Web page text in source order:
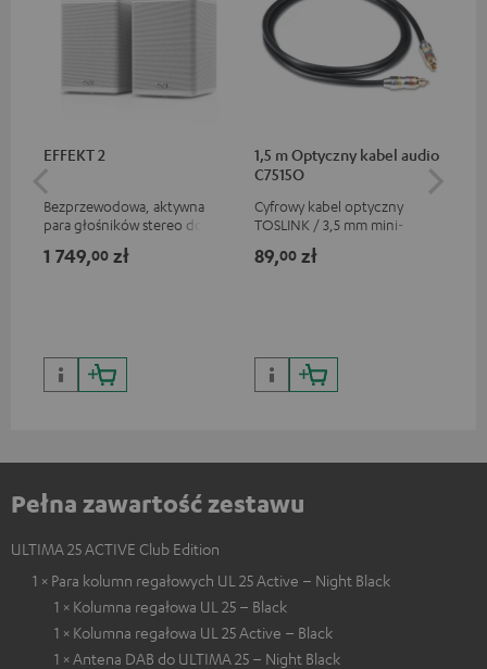
EFFEKT 2
Bezprzewodowa, aktywna
para głośników stereo do
systemów Teufel
1 749,00 zł
1,5 m Optyczny kabel audio
C7515O
Cyfrowy kabel optyczny
TOSLINK / 3,5 mm mini-
89,00 zł
Pełna zawartość zestawu
ULTIMA 25 ACTIVE Club Edition
1 × Para kolumn regałowych UL 25 Active – Night Black
1 × Kolumna regałowa UL 25 – Black
1 × Kolumna regałowa UL 25 Active – Black
1 × Antena DAB do ULTIMA 25 – Night Black